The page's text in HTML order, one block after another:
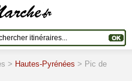
> Hautes-Pyrénées > Pic de